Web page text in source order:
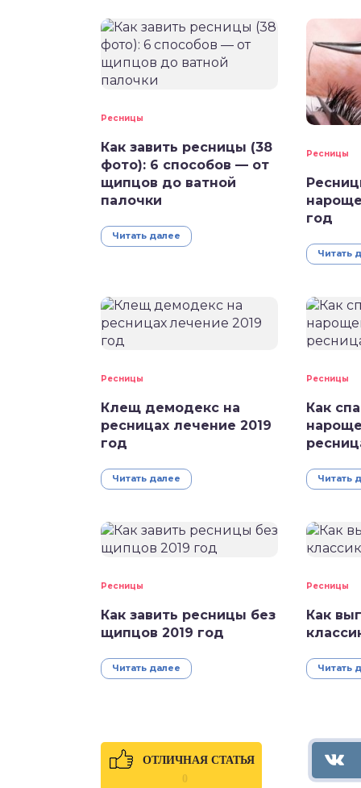
Ресницы
Как завить ресницы (38
фото): 6 способов — от
щипцов до ватной
палочки
Читать далее
Ресницы
год
Читать
Ресницы
Клещ демодекс на
ресницах лечение 2019
год
Читать далее
Ресницы
Как
Читать
Ресницы
Как завить ресницы без
щипцов 2019 год
Читать далее
Ресницы
Как
Читать
ОТЛИЧНАЯ СТАТЬЯ
0